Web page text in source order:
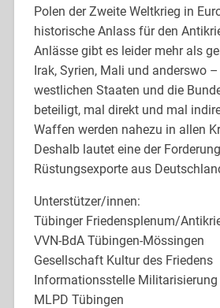
Polen der Zweite Weltkrieg in
historische Anlass für den
Anlässe gibt es leider mehr als
Irak, Syrien, Mali und anderswo
westlichen Staaten und die
beteiligt, mal direkt und mal
Waffen werden nahezu in allen
Deshalb lautet eine der
Rüstungsexporte aus
Unterstützer/innen:
Tübinger Friedensplenum/
VVN-BdA Tübingen-Mössingen
Gesellschaft Kultur des Friedens
Informationsstelle Militarisierung
MLPD Tübingen